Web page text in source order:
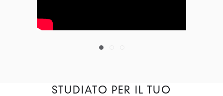
STUDIATO PER IL TUO